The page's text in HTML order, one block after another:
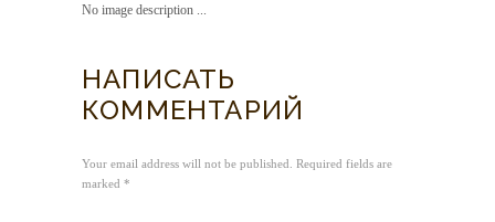
No image description ...
НАПИСАТЬ
КОММЕНТАРИЙ
Your email address will not be published. Required fields are
marked *